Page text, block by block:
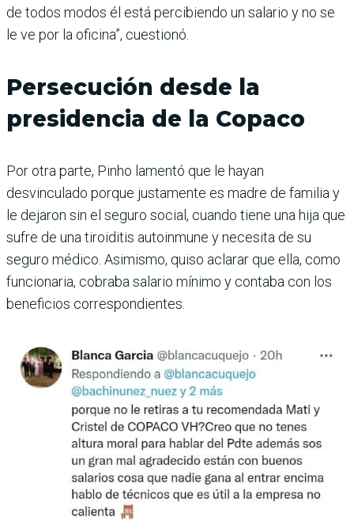
de todos modos él está percibiendo un salario y no se
le ve por la oficina”, cuestionó.
Persecución desde la
presidencia de la Copaco
Por otra parte, Pinho lamentó que le hayan
desvinculado porque justamente es madre de familia y
le dejaron sin el seguro social, cuando tiene una hija que
sufre de una tiroiditis autoinmune y necesita de su
seguro médico. Asimismo, quiso aclarar que ella, como
funcionaria, cobraba salario mínimo y contaba con los
beneficios correspondientes.